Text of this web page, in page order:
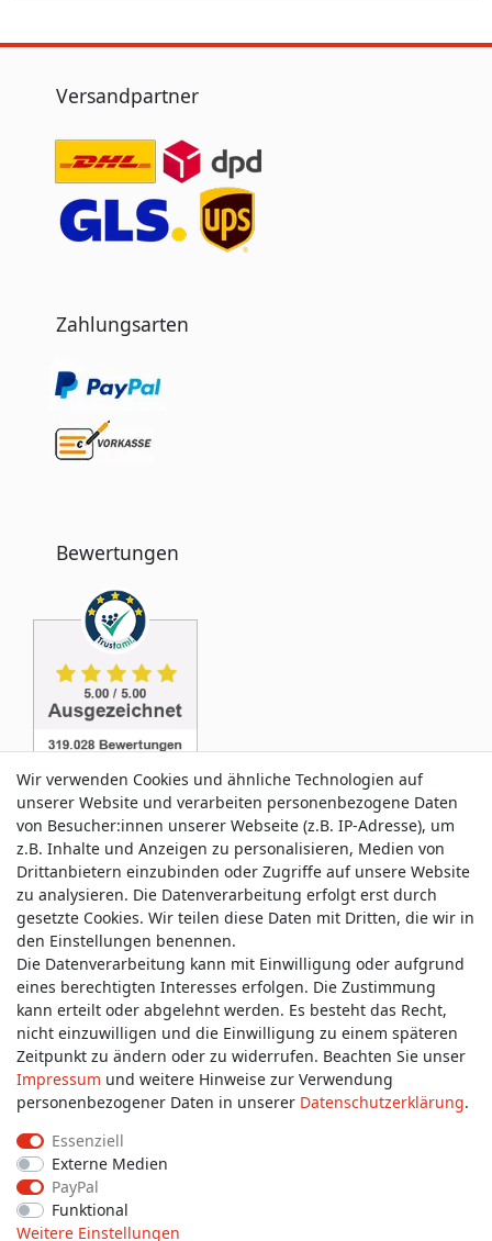
Versandpartner
Zahlungsarten
Bewertungen
Service & Kontakt
Wünschen Sie einen Rückruf?
service@allmyclothes.de
Schreiben Sie uns:
service@allmyclothes.de
Impressum
Wir verwenden Cookies und ähnliche Technologien auf
unserer Website und verarbeiten personenbezogene Daten
von Besucher:innen unserer Webseite (z.B. IP-Adresse), um
z.B. Inhalte und Anzeigen zu personalisieren, Medien von
Drittanbietern einzubinden oder Zugriffe auf unsere Website
zu analysieren. Die Datenverarbeitung erfolgt erst durch
gesetzte Cookies. Wir teilen diese Daten mit Dritten, die wir in
den Einstellungen benennen.
Die Datenverarbeitung kann mit Einwilligung oder aufgrund
eines berechtigten Interesses erfolgen. Die Zustimmung
kann erteilt oder abgelehnt werden. Es besteht das Recht,
nicht einzuwilligen und die Einwilligung zu einem späteren
Zeitpunkt zu ändern oder zu widerrufen. Beachten Sie unser
Impressum und weitere Hinweise zur Verwendung
personenbezogener Daten in unserer Daten­schutz­erklärung.
Essenziell
Externe Medien
PayPal
Funktional
Weitere Einstellungen